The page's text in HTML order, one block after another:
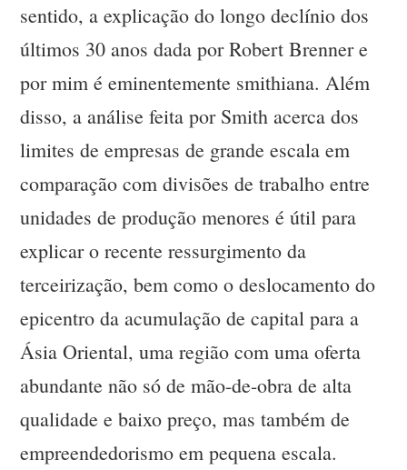
sentido, a explicação do longo declínio dos
últimos 30 anos dada por Robert Brenner e
por mim é eminentemente smithiana. Além
disso, a análise feita por Smith acerca dos
limites de empresas de grande escala em
comparação com divisões de trabalho entre
unidades de produção menores é útil para
explicar o recente ressurgimento da
terceirização, bem como o deslocamento do
epicentro da acumulação de capital para a
Ásia Oriental, uma região com uma oferta
abundante não só de mão-de-obra de alta
qualidade e baixo preço, mas também de
empreendedorismo em pequena escala.